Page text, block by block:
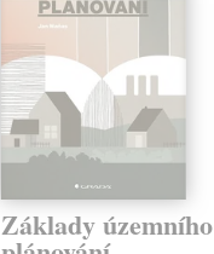
Základy územního